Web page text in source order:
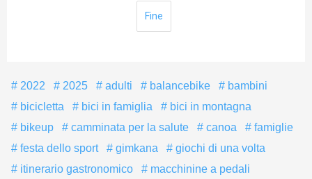
Fine
2022 2025 adulti balancebike
bambini
bicicletta
bici in famiglia
bici in montagna
bikeup
camminata per la salute canoa
famiglie
festa dello sport
gimkana
giochi di una volta
itinerario gastronomico
macchinine a pedali